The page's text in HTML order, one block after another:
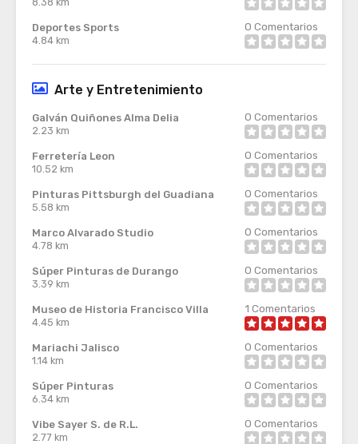
Deportes Sports
4.84 km
0 Comentarios
Arte y Entretenimiento
Galván Quiñones Alma Delia
2.23 km
0 Comentarios
Ferretería Leon
10.52 km
0 Comentarios
Pinturas Pittsburgh del Guadiana
5.58 km
0 Comentarios
Marco Alvarado Studio
4.78 km
0 Comentarios
Súper Pinturas de Durango
3.39 km
0 Comentarios
Museo de Historia Francisco Villa
4.45 km
1 Comentarios
Mariachi Jalisco
1.14 km
0 Comentarios
Súper Pinturas
6.34 km
0 Comentarios
Vibe Sayer S. de R.L.
2.77 km
0 Comentarios